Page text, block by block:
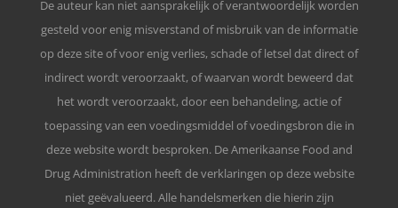
De auteur kan niet aansprakelijk of verantwoordelijk worden
gesteld voor enig misverstand of misbruik van de informatie
op deze site of voor enig verlies, schade of letsel dat direct of
indirect wordt veroorzaakt, of waarvan wordt beweerd dat
het wordt veroorzaakt, door een behandeling, actie of
toepassing van een voedingsmiddel of voedingsbron die in
deze website wordt besproken. De Amerikaanse Food and
Drug Administration heeft de verklaringen op deze website
niet geëvalueerd. Alle handelsmerken die hierin zijn